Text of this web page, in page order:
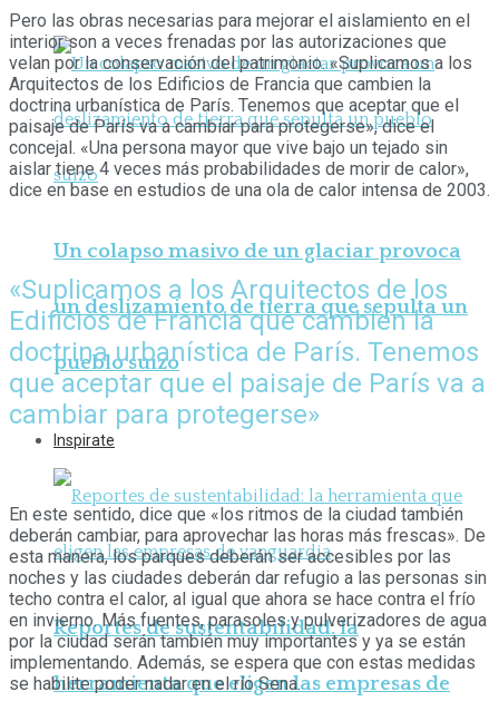
Un colapso masivo de un glaciar provoca
un deslizamiento de tierra que sepulta un
pueblo suizo
Inspirate
Reportes de sustentabilidad: la
herramienta que eligen las empresas de
Pero las obras necesarias para mejorar el aislamiento en el
interior son a veces frenadas por las autorizaciones que
velan por la conservación del patrimonio. «Suplicamos a los
Arquitectos de los Edificios de Francia que cambien la
doctrina urbanística de París. Tenemos que aceptar que el
paisaje de París va a cambiar para protegerse», dice el
concejal. «Una persona mayor que vive bajo un tejado sin
aislar tiene 4 veces más probabilidades de morir de calor»,
dice en base en estudios de una ola de calor intensa de 2003.
«Suplicamos a los Arquitectos de los
Edificios de Francia que cambien la
doctrina urbanística de París. Tenemos
que aceptar que el paisaje de París va a
cambiar para protegerse»
En este sentido, dice que «los ritmos de la ciudad también
deberán cambiar, para aprovechar las horas más frescas». De
esta manera, los parques deberán ser accesibles por las
noches y las ciudades deberán dar refugio a las personas sin
techo contra el calor, al igual que ahora se hace contra el frío
en invierno. Más fuentes, parasoles y pulverizadores de agua
por la ciudad serán también muy importantes y ya se están
implementando. Además, se espera que con estas medidas
se habilite poder nadar en el río Sena.